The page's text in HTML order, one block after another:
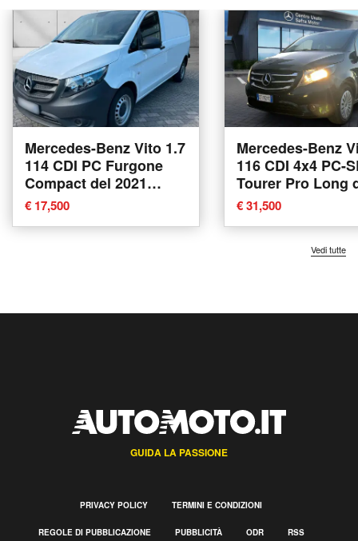
Mercedes-Benz Vito 1.7
114 CDI PC Furgone
Compact del 2021
usata
€ 17,500
Mercedes-Benz
116 CDI 4x4 PC-
Tourer Pro Long
2021 usata a
€ 31,500
Vedi tutte
GUIDA LA PASSIONE
PRIVACY POLICY TERMINI E CONDIZIONI
REGOLE DI PUBBLICAZIONE PUBBLICITÀ ODR RSS